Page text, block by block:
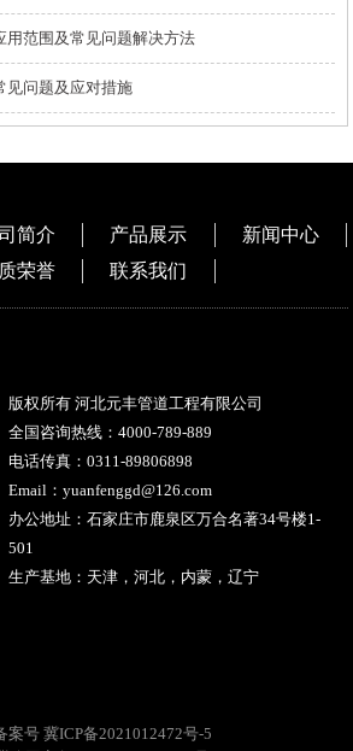
用范围及常见问题解决方法
见问题及应对措施
简介 产品展示
新闻中心
荣誉 联系我们
版权所有 河北元丰管道工程有限公司
全国咨询热线： 4000-789-889
电话传真：0311-89806898
Email：yuanfenggd@126.com
办公地址：石家庄市鹿泉区万合名著34号楼1-
501
生产基地：天津，河北，内蒙，辽宁
案号 冀ICP备2021012472号-5